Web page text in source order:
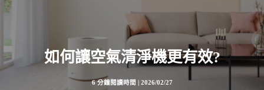
如何讓空氣清淨機更有效?
6 分鐘閱讀時間 | 2026/02/27